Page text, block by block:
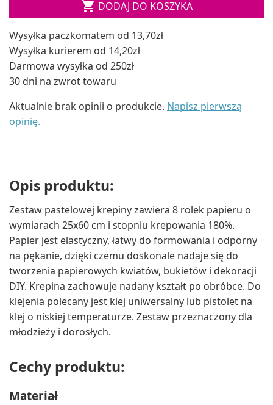
 DODAJ DO KOSZYKA
Wysyłka paczkomatem od 13,70zł
Wysyłka kurierem od 14,20zł
Darmowa wysyłka od 250zł
30 dni na zwrot towaru
Aktualnie brak opinii o produkcie. Napisz pierwszą
opinię.
Opis produktu:
Zestaw pastelowej krepiny zawiera 8 rolek papieru o
wymiarach 25x60 cm i stopniu krepowania 180%.
Papier jest elastyczny, łatwy do formowania i odporny
na pękanie, dzięki czemu doskonale nadaje się do
tworzenia papierowych kwiatów, bukietów i dekoracji
DIY. Krepina zachowuje nadany kształt po obróbce. Do
klejenia polecany jest klej uniwersalny lub pistolet na
klej o niskiej temperaturze. Zestaw przeznaczony dla
młodzieży i dorosłych.
Cechy produktu:
Materiał